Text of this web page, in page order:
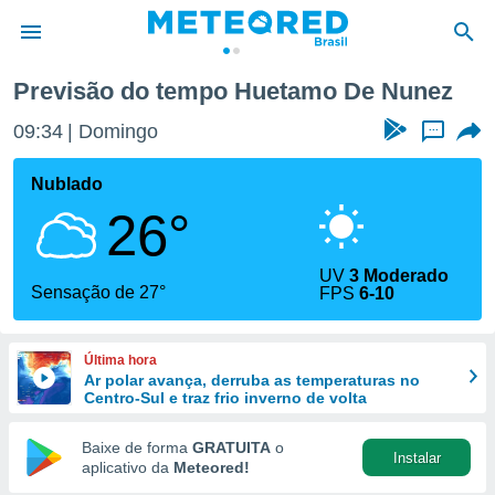
da
fornecidas
a este
das
e
forma
digital
Previsão do tempo Huetamo De Nunez
09:34 Domingo ...
Nublado
26°
Sensação de 27°
UV3 Moderado
FPS6-10
Última hora
Ar polar avança, derruba as temperaturas no
Centro-Sul e traz frio inverno de volta
Baixe de forma GRATUITA o
aplicativo da Meteored!
Instalar